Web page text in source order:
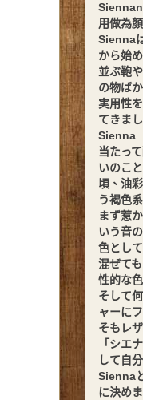
用做為
Sienna
から始
並ぶ鞄
の物ば
実用性
てきま
Sienna
当たっ
いのこ
頃、油
う褐色
まず惹
いう音
色とし
混ぜて
性的な
そして
ャーに
そもレ
「シエ
して自
Sienna
に決め